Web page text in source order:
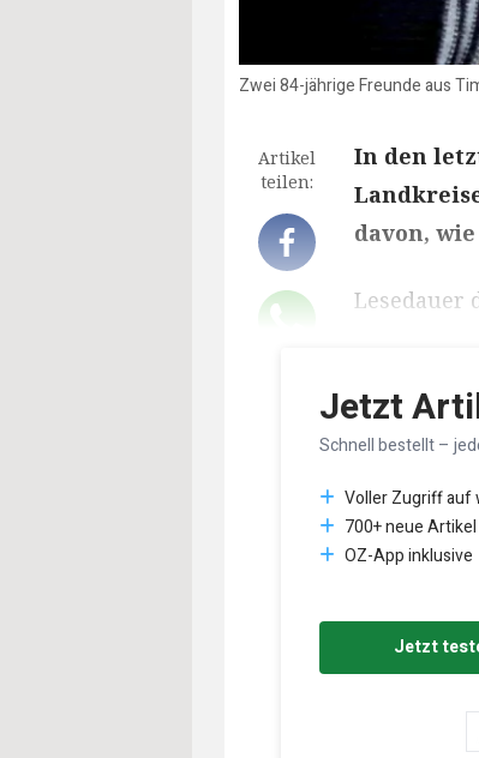
Zwei 84-jährige Freunde aus
Artikel
teilen:
In den
davon,
Lesedauer
Jetzt
Schnell bestellt –
Voller Zugriff auf
700+ neue
OZ-App inklusive
Jetzt